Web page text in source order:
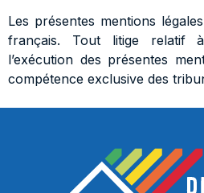
Les présentes mentions
français. Tout litige relatif
l’exécution des présentes
compétence exclusive des